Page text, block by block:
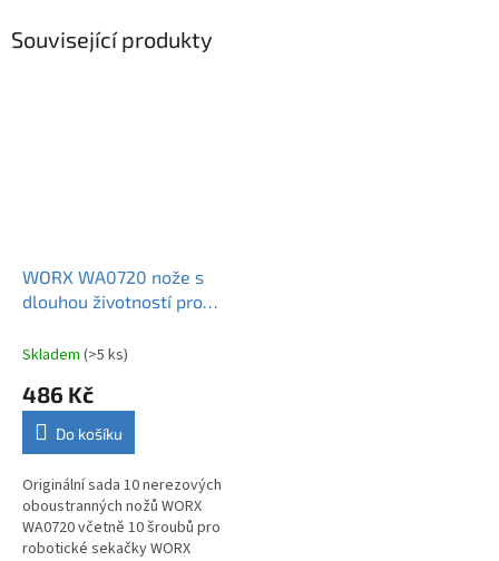
Související produkty
WORX WA0720 nože s
dlouhou životností pro
Skladem (>5 ks)
486 Kč
Do košíku
Originální sada 10 nerezových
oboustranných nožů WORX
WA0720 včetně 10 šroubů pro
robotické sekačky WORX